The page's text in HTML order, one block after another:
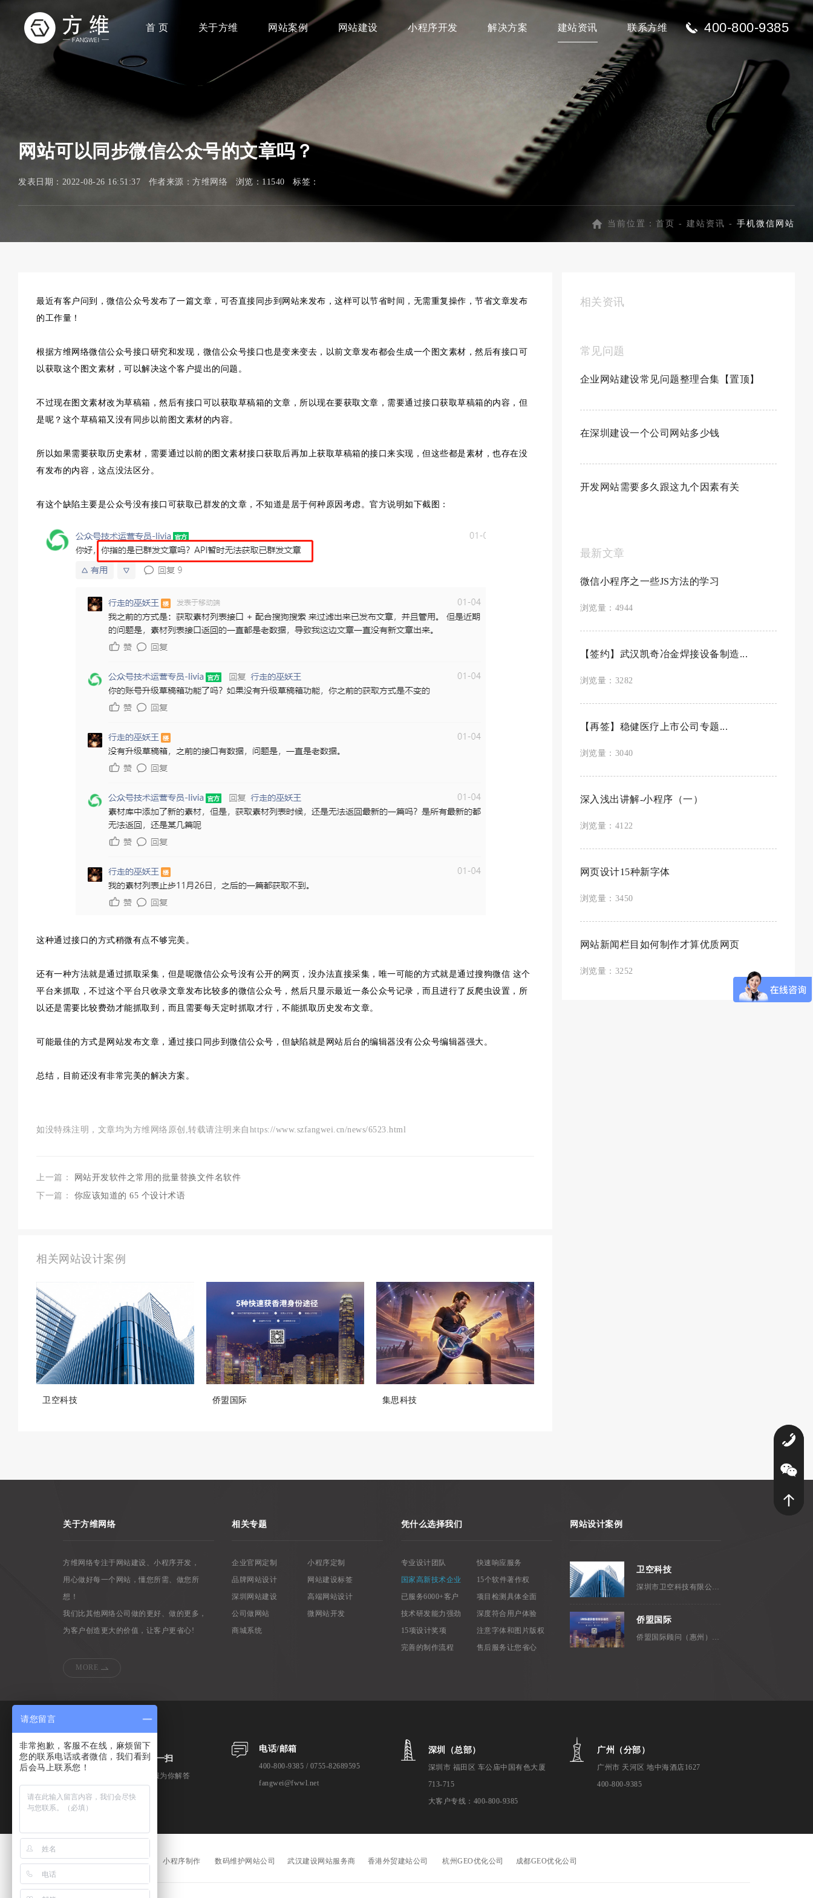
首 页 关于方维 网站案例 网站建设 小程序开发 解决方案 建站资讯 联系方维 400-800-9385
网站可以同步微信公众号的文章吗？
发表日期：2022-08-26 16:51:37 作者来源：方维网络 浏览：11540 标签：
当前位置： 首页 - 建站资讯 - 手机微信网站
最近有客户问到，微信公众号发布了一篇文章，可否直接同步到网站来发布，这样可以节省时间，无需重复操作，节省文章发布
的工作量！
根据方维网络微信公众号接口研究和发现，微信公众号接口也是变来变去，以前文章发布都会生成一个图文素材，然后有接口可
以获取这个图文素材，可以解决这个客户提出的问题。
不过现在图文素材改为草稿箱，然后有接口可以获取草稿箱的文章，所以现在要获取文章，需要通过接口获取草稿箱的内容，但
是呢？这个草稿箱又没有同步以前图文素材的内容。
所以如果需要获取历史素材，需要通过以前的图文素材接口获取后再加上获取草稿箱的接口来实现，但这些都是素材，也存在没
有发布的内容，这点没法区分。
有这个缺陷主要是公众号没有接口可获取已群发的文章，不知道是居于何种原因考虑。官方说明如下截图：
这种通过接口的方式稍微有点不够完美。
还有一种方法就是通过抓取采集，但是呢微信公众号没有公开的网页，没办法直接采集，唯一可能的方式就是通过搜狗微信 这个
平台来抓取，不过这个平台只收录文章发布比较多的微信公众号，然后只显示最近一条公众号记录，而且进行了反爬虫设置，所
以还是需要比较费劲才能抓取到，而且需要每天定时抓取才行，不能抓取历史发布文章。
可能最佳的方式是网站发布文章，通过接口同步到微信公众号，但缺陷就是网站后台的编辑器没有公众号编辑器强大。
总结，目前还没有非常完美的解决方案。
如没特殊注明，文章均为方维网络原创,转载请注明来自https://www.szfangwei.cn/news/6523.html
上一篇：
网站开发软件之常用的批量替换文件名软件
下一篇： 你应该知道的 65 个设计术语
相关网站设计案例
卫空科技 侨盟国际 集思科技
相关资讯
常见问题
企业网站建设常见问题整理合集【置顶】
在深圳建设一个公司网站多少钱
开发网站需要多久跟这九个因素有关
最新文章
微信小程序之一些JS方法的学习
浏览量：4944
【签约】武汉凯奇冶金焊接设备制造...
浏览量：3282
【再签】稳健医疗上市公司专题...
浏览量：3040
深入浅出讲解-小程序（一）
浏览量：4122
网页设计15种新字体
浏览量：3450
网站新闻栏目如何制作才算优质网页
浏览量：3252
关于方维网络
方维网络专注于网站建设、小程序开发，
用心做好每一个网站，懂您所需、做您所
想！
我们比其他网络公司做的更好、做的更多，
为客户创造更大的价值，让客户更省心!
MORE
相关专题
企业官网定制
小程序定制
品牌网站设计
网站建设标签
深圳网站建设
高端网站设计
公司做网站
微网站开发
商城系统
凭什么选择我们
专业设计团队
快速响应服务
国家高新技术企业
15个软件著作权
已服务6000+客户
项目检测具体全面
技术研发能力强劲
深度符合用户体验
15项设计奖项
注意字体和图片版权
完善的制作流程
售后服务让您省心
网站设计案例
卫空科技
深圳市卫空科技有限公司，成立...
侨盟国际
侨盟国际顾问（惠州）有限公司是...
微信扫一扫
专业客服为你解答
电话/邮箱
400-800-9385 / 0755-82689595
fangwei@fwwl.net
深圳（总部）
深圳市 福田区 车公庙中国有色大厦
713-715
大客户专线：400-800-9385
广州（分部）
广州市 天河区 地中海酒店1627
400-800-9385
高端网站设计 网站改版 小程序制作 数码维护网站公司 武汉建设网站服务商 香港外贸建站公司 杭州GEO优化公司 成都GEO优化公司
请您留言
非常抱歉，客服不在线，麻烦留下
您的联系电话或者微信，我们看到
后会马上联系您！